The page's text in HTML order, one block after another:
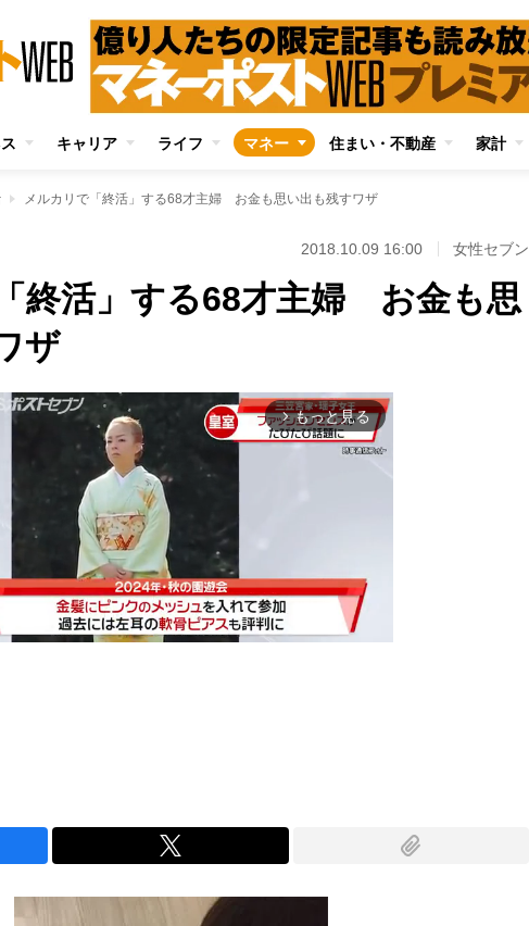
キャリア ライフ マネー 住まい・不動産 家計
メルカリで「終活」する68才主婦 お金も思い出も残すワザ
2018.10.09 16:00 女性セブン
終活」する68才主婦 お金も思
ザ
arrow_forward_ios もっと見る